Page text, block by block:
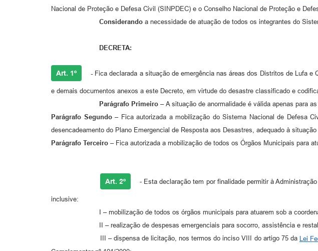
Nacional de Proteção e Defesa Civil (SINPDEC) e o Conselho Nacional de Proteção e
Considerando a necessidade de atuação de todos os integrantes do
DECRETA:
Art. 1º - Fica declarada a situação de emergência nas áreas dos Distritos de Lufa
e demais documentos anexos a este Decreto, em virtude do desastre classificado e
Parágrafo Primeiro – A situação de anormalidade é válida apenas para
Parágrafo Segundo – Fica autorizada a mobilização do Sistema Nacional de Defesa
desencadeamento do Plano Emergencial de Resposta aos Desastres, adequado à
Parágrafo Terceiro – Fica autorizada a mobilização de todos os Órgãos Municipais para
Art. 2º - Esta declaração tem por finalidade permitir à
inclusive:
I – mobilização de todos os órgãos municipais para atuarem sob a
II – realização de despesas emergenciais para socorro, assistência e
III – dispensa de licitação, nos termos do inciso VIII do artigo 75 da Lei